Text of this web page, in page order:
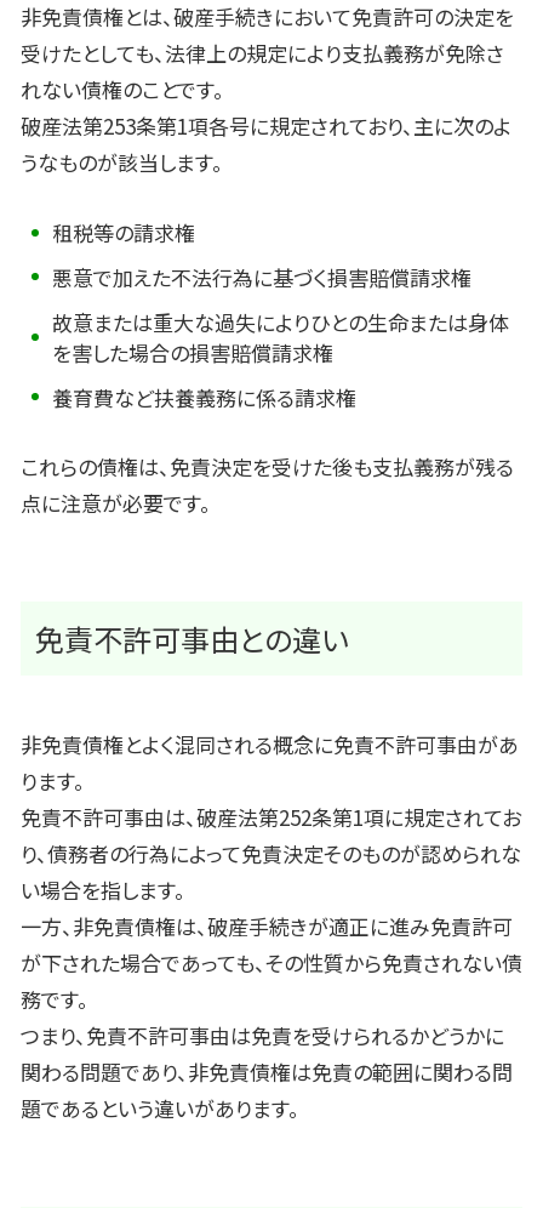
非免責債権とは、破産手続きにおいて免責許可の決定を
受けたとしても、法律上の規定により支払義務が免除さ
れない債権のことです。
破産法第253条第1項各号に規定されており、主に次のよ
うなものが該当します。
租税等の請求権
悪意で加えた不法行為に基づく損害賠償請求権
故意または重大な過失によりひとの生命または身体
を害した場合の損害賠償請求権
養育費など扶養義務に係る請求権
これらの債権は、免責決定を受けた後も支払義務が残る
点に注意が必要です。
免責不許可事由との違い
非免責債権とよく混同される概念に免責不許可事由があ
ります。
免責不許可事由は、破産法第252条第1項に規定されてお
り、債務者の行為によって免責決定そのものが認められな
い場合を指します。
一方、非免責債権は、破産手続きが適正に進み免責許可
が下された場合であっても、その性質から免責されない債
務です。
つまり、免責不許可事由は免責を受けられるかどうかに
関わる問題であり、非免責債権は免責の範囲に関わる問
題であるという違いがあります。